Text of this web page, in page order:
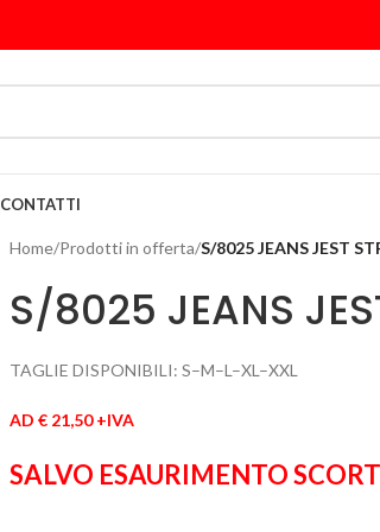
CONTATTI
Home/Prodotti in offerta/S/8025 JEANS JEST
S/8025 JEANS
TAGLIE DISPONIBILI: S–M–L–XL–XXL
AD € 21,50 +IVA
SALVO ESAURIMENTO